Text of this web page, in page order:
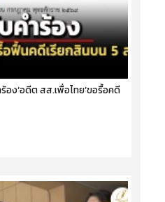
อง‘อดีต สส.เพื่อไทย’ขอรื้อคดี